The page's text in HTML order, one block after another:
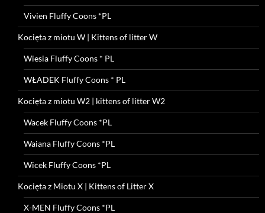
Vivien Fluffy Coons *PL
Kocięta z miotu W | Kittens of litter W
Wiesia Fluffy Coons * PL
WŁADEK Fluffy Coons * PL
Kocięta z miotu W2 | kittens of litter W2
Wacek Fluffy Coons *PL
Waiana Fluffy Coons *PL
Wicek Fluffy Coons *PL
Kocięta z Miotu X | Kittens of Litter X
X-MEN Fluffy Coons *PL